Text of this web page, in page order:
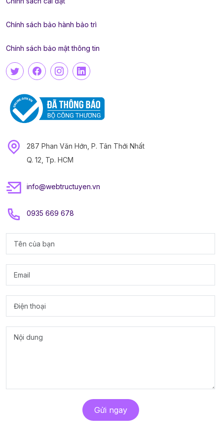
Chính sách bảo hành bảo trì
Chính sách bảo mật thông tin
287 Phan Văn Hớn, P. Tân Thới Nhất
Q. 12, Tp. HCM
info@webtructuyen.vn
0935 669 678
Gửi ngay